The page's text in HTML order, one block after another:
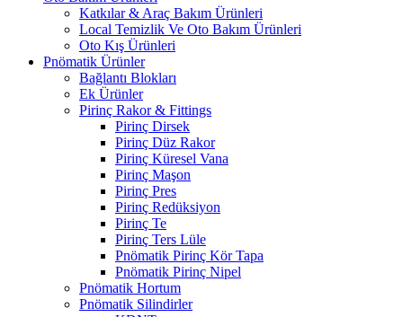
Katkılar & Araç Bakım Ürünleri
Local Temizlik Ve Oto Bakım Ürünleri
Oto Kış Ürünleri
Pnömatik Ürünler
Bağlantı Blokları
Ek Ürünler
Pirinç Rakor & Fittings
Pirinç Dirsek
Pirinç Düz Rakor
Pirinç Küresel Vana
Pirinç Maşon
Pirinç Pres
Pirinç Redüksiyon
Pirinç Te
Pirinç Ters Lüle
Pnömatik Pirinç Kör Tapa
Pnömatik Pirinç Nipel
Pnömatik Hortum
Pnömatik Silindirler